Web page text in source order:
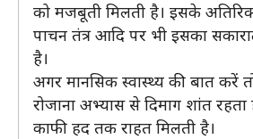
को मजबूती मिलती है। इसके
पाचन तंत्र आदि पर भी इसका
है।
अगर मानसिक स्वास्थ्य की बात करें
रोजाना अभ्यास से दिमाग शांत
काफी हद तक राहत मिलती है।